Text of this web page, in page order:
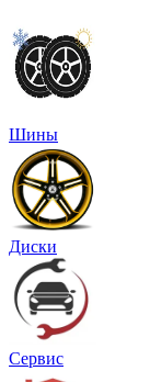
Шины
Диски
Сервис